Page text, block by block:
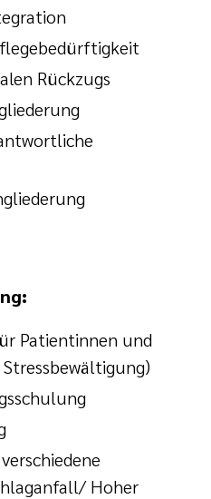
Rückzugs
Patientinnen und
Hoher